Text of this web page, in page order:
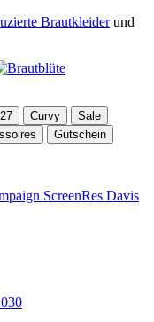
Brautkleiderund
Curvy
Sale
Gutschein